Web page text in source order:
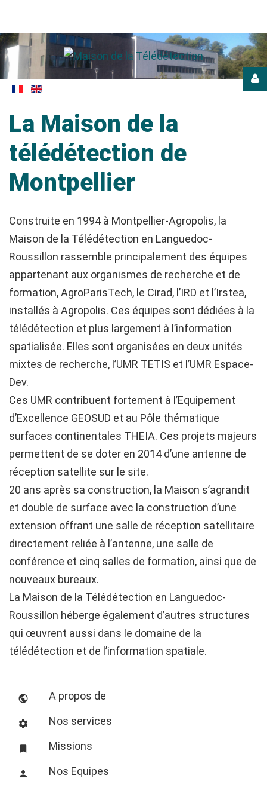
La Maison de la
télédétection de
Montpellier
Construite en 1994 à Montpellier-Agropolis, la
Maison de la Télédétection en Languedoc-
Roussillon rassemble principalement des équipes
appartenant aux organismes de recherche et de
formation, AgroParisTech, le Cirad, l’IRD et l’Irstea,
installés à Agropolis. Ces équipes sont dédiées à la
télédétection et plus largement à l’information
spatialisée. Elles sont organisées en deux unités
mixtes de recherche, l’UMR TETIS et l’UMR Espace-
Dev.
Ces UMR contribuent fortement à l’Equipement
d’Excellence GEOSUD et au Pôle thématique
surfaces continentales THEIA. Ces projets majeurs
permettent de se doter en 2014 d’une antenne de
réception satellite sur le site.
20 ans après sa construction, la Maison s’agrandit
et double de surface avec la construction d’une
extension offrant une salle de réception satellitaire
directement reliée à l’antenne, une salle de
conférence et cinq salles de formation, ainsi que de
nouveaux bureaux.
La Maison de la Télédétection en Languedoc-
Roussillon héberge également d’autres structures
qui œuvrent aussi dans le domaine de la
télédétection et de l’information spatiale.
A propos de
Nos services
Missions
Nos Equipes
register
CONNEXION
Se
souvenir
de
moi
Identifiant
oublié
?
Mot
de
passe
oublié
?
Login
Facebook
Google